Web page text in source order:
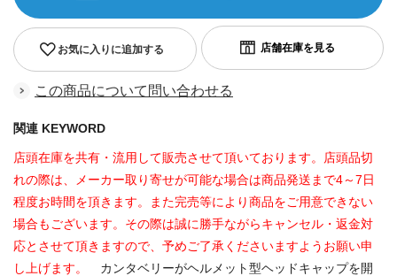
お気に入りに追加する
この商品について問い合わせる
関連 KEYWORD
店頭在庫を共有・流用して販売させて頂いております。店頭品切
れの際は、メーカー取り寄せが可能な場合は商品発送まで4～7日
程度お時間を頂きます。また完売等により商品をご用意できない
場合もございます。その際は誠に勝手ながらキャンセル・返金対
応とさせて頂きますので、予めご了承くださいますようお願い申
し上げます。
カンタベリーがヘルメット型ヘッドキャップを開